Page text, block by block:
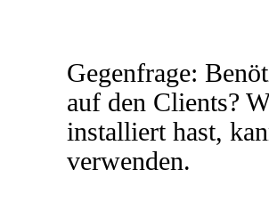
Gegenfrage:
auf den Clients?
installiert hast,
verwenden.